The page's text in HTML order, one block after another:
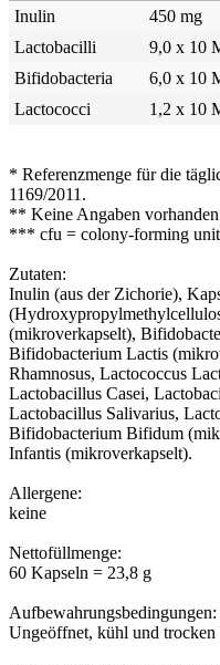
Inulin 450 mg
Lactobacilli
9,0 x 10
Bifidobacteria
6,0 x 10
Lactococci
1,2 x 10
* Referenzmenge für die
1169/2011.
** Keine Angaben
*** cfu = colony-forming
Zutaten:
Inulin (aus der Zichorie),
(mikroverkapselt),
Bifidobacterium Lactis
Rhamnosus, Lactococcus
Lactobacillus Casei,
Lactobacillus Salivarius,
Bifidobacterium Bifidum
Infantis (mikroverkapselt).
Allergene:
keine
Nettofüllmenge:
60 Kapseln = 23,8 g
Aufbewahrungsbedingungen:
Ungeöffnet, kühl und trocken